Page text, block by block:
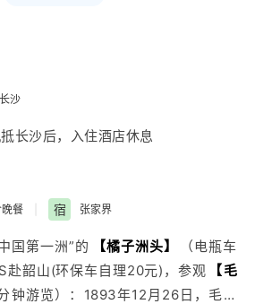
长沙
长沙后，入住酒店休息
餐 宿 张家界
国第一洲”的 【橘子洲头】
（电瓶车
赴韶山(环保车自理20元)，参观
【毛
钟游览）：1893年12月26日，毛泽